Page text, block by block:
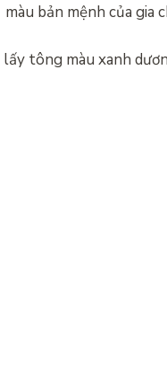
bản mệnh của gia